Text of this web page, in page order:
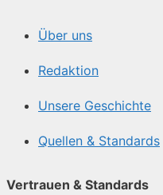
Über uns
Redaktion
Unsere Geschichte
Quellen & Standards
Vertrauen & Standards